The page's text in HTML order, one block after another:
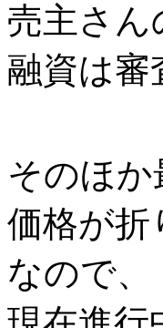
売主さん
融資は審
そのほ
価格が折
なので、